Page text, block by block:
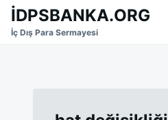
SkipSearch
for:
İDPSBANKA.ORG
İç Dış Para Sermayesi